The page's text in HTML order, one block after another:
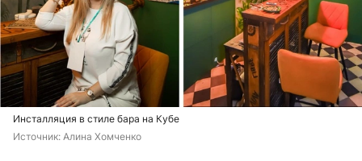
Инсталляция в стиле бара на Кубе
Источник: Алина Хомченко